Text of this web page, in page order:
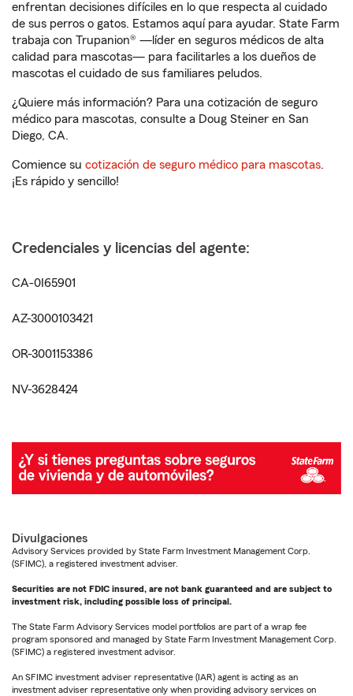
enfrentan decisiones difíciles en lo que respecta al cuidado
de sus perros o gatos. Estamos aquí para ayudar. State Farm
trabaja con Trupanion® —líder en seguros médicos de alta
calidad para mascotas— para facilitarles a los dueños de
mascotas el cuidado de sus familiares peludos.
¿Quiere más información? Para una cotización de seguro
médico para mascotas, consulte a Doug Steiner en San
Diego, CA.
Comience su cotización de seguro médico para mascotas.
¡Es rápido y sencillo!
Credenciales y licencias del agente:
CA-0I65901
AZ-3000103421
OR-3001153386
NV-3628424
Divulgaciones
Advisory Services provided by State Farm Investment Management Corp.
(SFIMC), a registered investment adviser.
Securities are not FDIC insured, are not bank guaranteed and are subject to
investment risk, including possible loss of principal.
The State Farm Advisory Services model portfolios are part of a wrap fee
program sponsored and managed by State Farm Investment Management Corp.
(SFIMC) a registered investment advisor.
An SFIMC investment adviser representative (IAR) agent is acting as an
investment adviser representative only when providing advisory services on